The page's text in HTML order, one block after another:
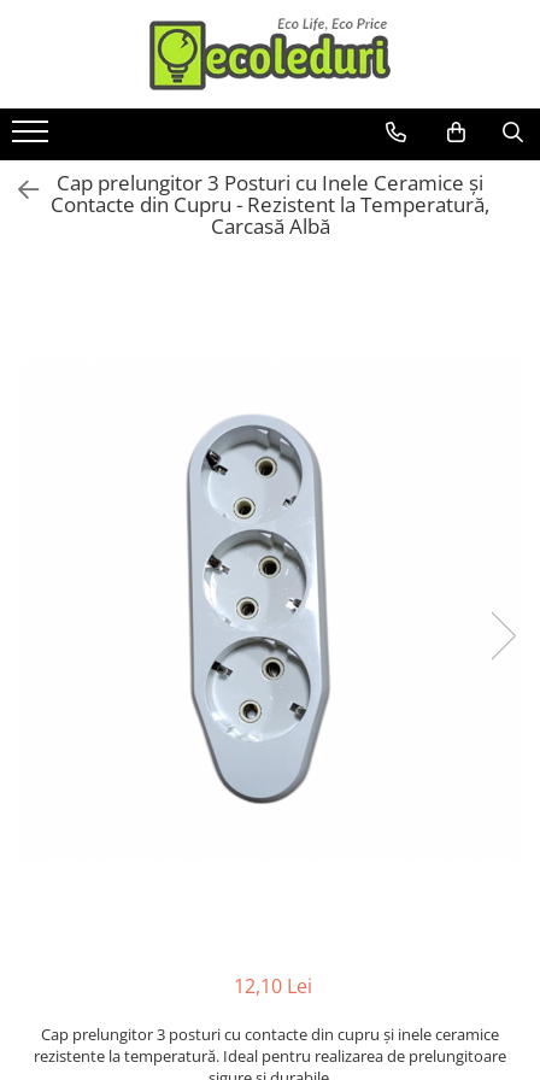
Toate Produsele
Banda LED
Modul Led pentru aplica
Tub Neon Fluorescent (Clasic)
Corpuri Led - industriale
Aplice si Plafoniere Led
exterior
Cap prelungitor 3 Posturi cu Inele Ceramice și
Contacte din Cupru - Rezistent la Temperatură,
Carcasă Albă
12,10 Lei
Cap prelungitor 3 posturi cu contacte din cupru și inele ceramice
rezistente la temperatură. Ideal pentru realizarea de prelungitoare